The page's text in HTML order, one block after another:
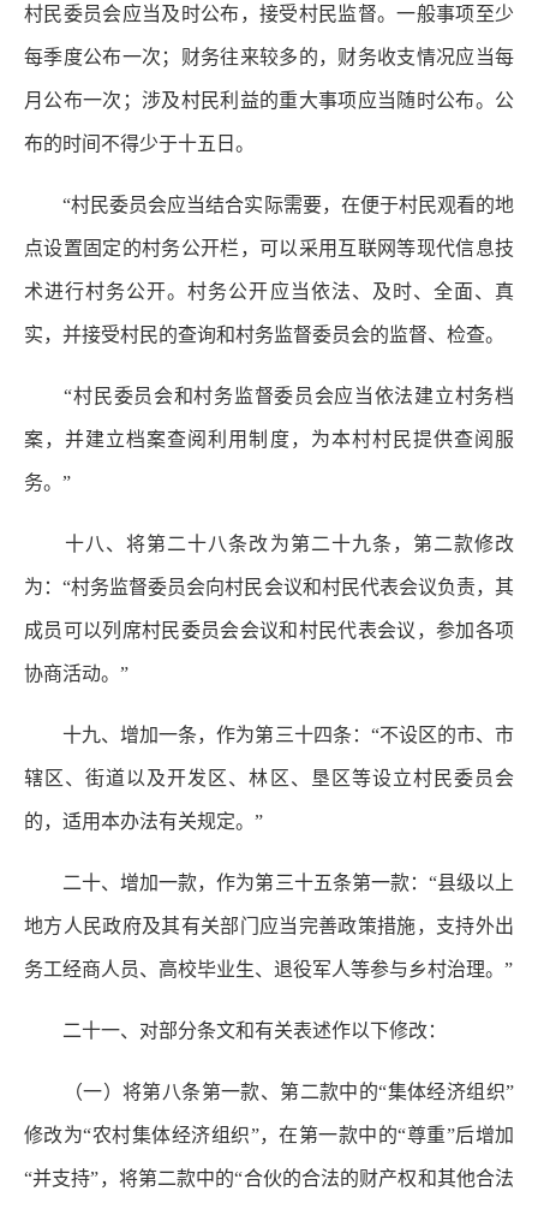
村民委员会应当及时公布，接受村民监督。一般事项至少
每季度公布一次；财务往来较多的，财务收支情况应当每
月公布一次；涉及村民利益的重大事项应当随时公布。公
布的时间不得少于十五日。
“村民委员会应当结合实际需要，在便于村民观看的地
点设置固定的村务公开栏，可以采用互联网等现代信息技
术进行村务公开。村务公开应当依法、及时、全面、真
实，并接受村民的查询和村务监督委员会的监督、检查。
“村民委员会和村务监督委员会应当依法建立村务档
案，并建立档案查阅利用制度，为本村村民提供查阅服
务。”
十八、将第二十八条改为第二十九条，第二款修改
为：“村务监督委员会向村民会议和村民代表会议负责，其
成员可以列席村民委员会会议和村民代表会议，参加各项
协商活动。”
十九、增加一条，作为第三十四条：“不设区的市、市
辖区、街道以及开发区、林区、垦区等设立村民委员会
的，适用本办法有关规定。”
二十、增加一款，作为第三十五条第一款：“县级以上
地方人民政府及其有关部门应当完善政策措施，支持外出
务工经商人员、高校毕业生、退役军人等参与乡村治理。”
二十一、对部分条文和有关表述作以下修改：
（一）将第八条第一款、第二款中的“集体经济组织”
修改为“农村集体经济组织”，在第一款中的“尊重”后增加
“并支持”，将第二款中的“合伙的合法的财产权和其他合法